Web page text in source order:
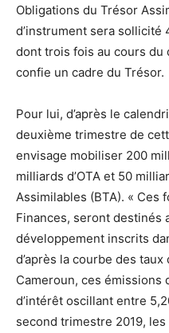
Obligations du Trésor
d’instrument sera sollicité
dont trois fois au cours du
confie un cadre du Trésor.
Pour lui, d’après le
deuxième trimestre de
envisage mobiliser 200
milliards d’OTA et 50
Assimilables (BTA). « Ces
Finances, seront destinés
développement inscrits
d’après la courbe des
Cameroun, ces émissions
d’intérêt oscillant entre
second trimestre 2019,